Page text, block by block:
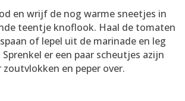
en wrijf de nog warme sneetjes in
teentje knoflook. Haal de tomaten
of lepel uit de marinade en leg
er een paar scheutjes azijn
en peper over.